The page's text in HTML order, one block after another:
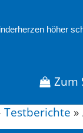
höher
Zum
Testberichte